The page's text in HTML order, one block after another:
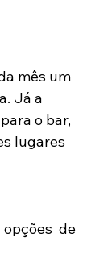
mês um
Já a
o bar,
lugares
de